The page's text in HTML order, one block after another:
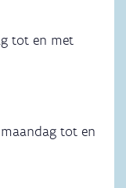
tot en met
tot en